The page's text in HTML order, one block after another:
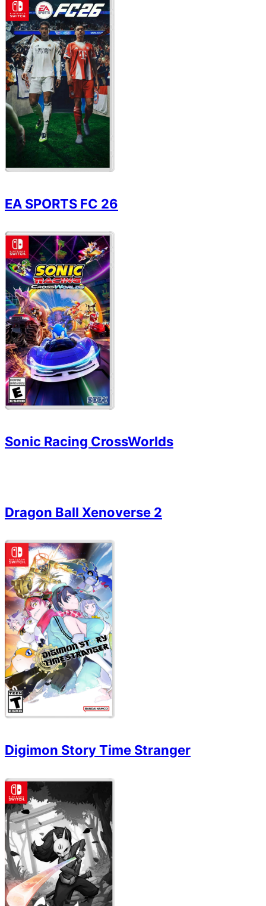
EA SPORTS FC 26
Sonic Racing CrossWorlds
Dragon Ball Xenoverse 2
Digimon Story Time Stranger